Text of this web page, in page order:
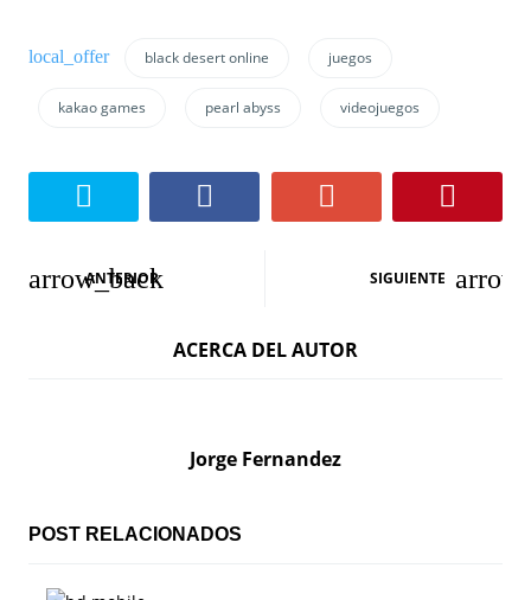
black desert online juegos
kakao games pearl abyss videojuegos
N
c
ANTERIOR SIGUIENTE
ACERCA DEL AUTOR
Jorge Fernandez
POST RELACIONADOS